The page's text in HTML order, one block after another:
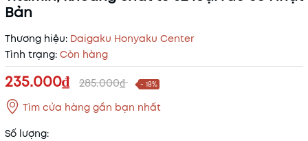
Bản
Thương hiệu: Daigaku Honyaku Center
Tình trạng: Còn hàng
235.000₫ 285.000₫ - 18%
Tìm cửa hàng gần bạn nhất
Số lượng: